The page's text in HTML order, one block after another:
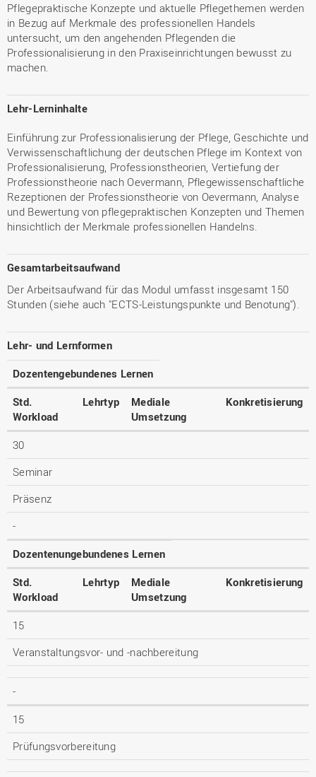
Pflegepraktische Konzepte und aktuelle Pflegethemen werden
in Bezug auf Merkmale des professionellen Handels
untersucht, um den angehenden Pflegenden die
Professionalisierung in den Praxiseinrichtungen bewusst zu
machen.
Lehr-Lerninhalte
Einführung zur Professionalisierung der Pflege, Geschichte und
Verwissenschaftlichung der deutschen Pflege im Kontext von
Professionalisierung, Professionstheorien, Vertiefung der
Professionstheorie nach Oevermann, Pflegewissenschaftliche
Rezeptionen der Professionstheorie von Oevermann, Analyse
und Bewertung von pflegepraktischen Konzepten und Themen
hinsichtlich der Merkmale professionellen Handelns.
Gesamtarbeitsaufwand
Der Arbeitsaufwand für das Modul umfasst insgesamt 150
Stunden (siehe auch "ECTS-Leistungspunkte und Benotung").
Lehr- und Lernformen
Dozentengebundenes Lernen
Std.
Workload
Lehrtyp
Mediale
Umsetzung
Konkretisierung
30
Seminar
Präsenz
-
Dozentenungebundenes Lernen
Std.
Workload
Lehrtyp
Mediale
Umsetzung
Konkretisierung
15
Veranstaltungsvor- und -nachbereitung
-
15
Prüfungsvorbereitung